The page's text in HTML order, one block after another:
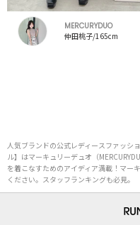
MERCURYDUO
仲田桃子/165cm
人気ブランドの公式レディースファッシ
ル】はマーキュリーデュオ（
を着こなすためのアイディア満載！マー
ください。スタッフランキングも必見。